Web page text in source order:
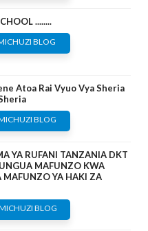
........
BLOG
Atoa Rai Vyuo Vya Sheria
BLOG
YA RUFANI TANZANIA DKT
MAFUNZO KWA
MAFUNZO YA HAKI ZA
BLOG